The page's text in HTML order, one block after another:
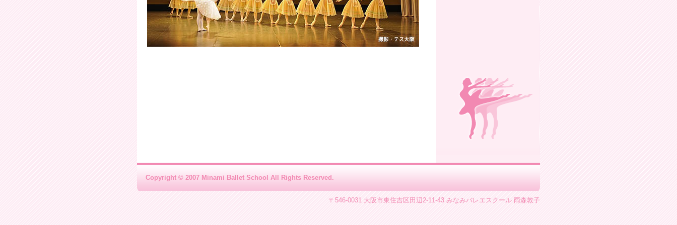
Copyright © 2007 Minami Ballet School All Rights Reserved.
〒546-0031 大阪市東住吉区田辺2-11-43 みなみバレエスクール 雨森敦子